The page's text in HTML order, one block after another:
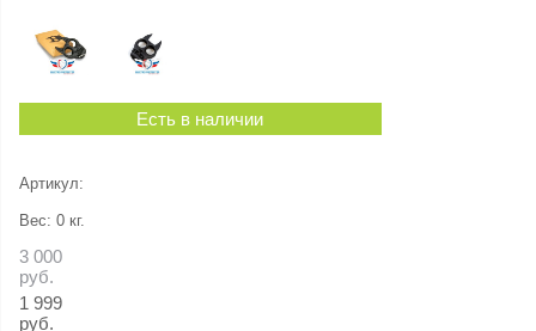
Есть в наличии
Артикул:
Вес: 0 кг.
3 000
руб.
1 999
руб.